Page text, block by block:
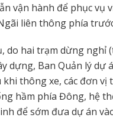
vận hành để phục
liên thông phía
do hai trạm dừng nghỉ
dựng, Ban Quản lý dự
khi thông xe, các đơn
hầm phía Đông, hệ
để sớm đưa dự án